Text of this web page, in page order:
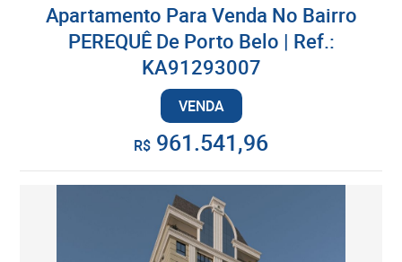
Apartamento Para Venda No Bairro
PEREQUÊ De Porto Belo | Ref.:
KA91293007
VENDA
R$ 961.541,96